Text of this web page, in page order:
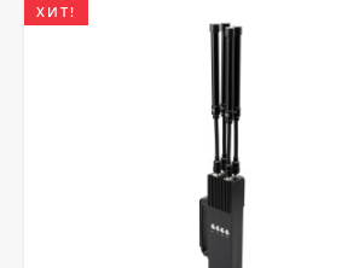
ХИТ!